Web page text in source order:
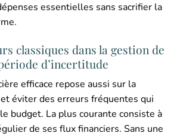
essentielles sans sacrifier la
classiques dans la gestion de
d’incertitude
efficace repose aussi sur la
éviter des erreurs fréquentes qui
budget. La plus courante consiste à
de ses flux financiers. Sans une